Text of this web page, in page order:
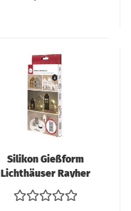
Silikon Gießform
Lichthäuser Rayher